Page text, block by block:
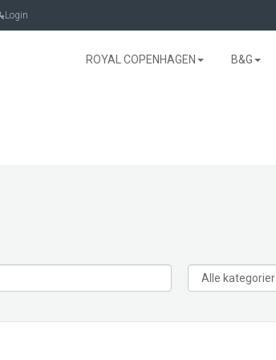
Login
ROYAL COPENHAGEN B&G